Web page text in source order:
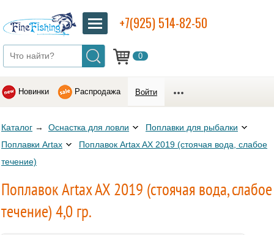
0
+7(925) 514-82-50
Новинки Распродажа Войти
Каталог → Оснастка для ловли
Поплавки для рыбалки
Поплавки Artax
Поплавок Artax AX 2019 (стоячая вода, слабое
течение)
Поплавок Artax AX 2019 (стоячая вода, слабое
течение) 4,0 гр.